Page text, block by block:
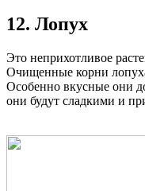
12. Лопух
Это неприхотливое
Очищенные корни
Особенно вкусные они
они будут сладкими и